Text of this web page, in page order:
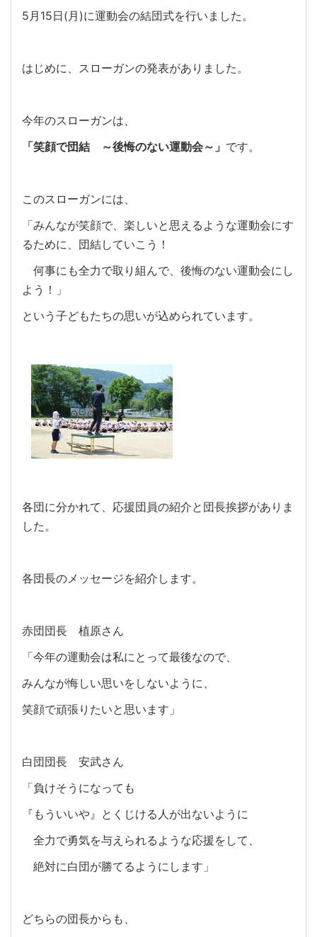
5月15日(月)に運動会の結団式を行いました。
はじめに、スローガンの発表がありました。
今年のスローガンは、
「笑顔で団結 ～後悔のない運動会～」 です。
このスローガンには、
「みんなが笑顔で、楽しいと思えるような運動会にす
るために、団結していこう！
何事にも全力で取り組んで、後悔のない運動会にし
よう！」
という子どもたちの思いが込められています。
各団に分かれて、応援団員の紹介と団長挨拶がありま
した。
各団長のメッセージを紹介します。
赤団団長 植原さん
「今年の運動会は私にとって最後なので、
みんなが悔しい思いをしないように、
笑顔で頑張りたいと思います」
白団団長 安武さん
「負けそうになっても
『もういいや』とくじける人が出ないように
全力で勇気を与えられるような応援をして、
絶対に白団が勝てるようにします」
どちらの団長からも、